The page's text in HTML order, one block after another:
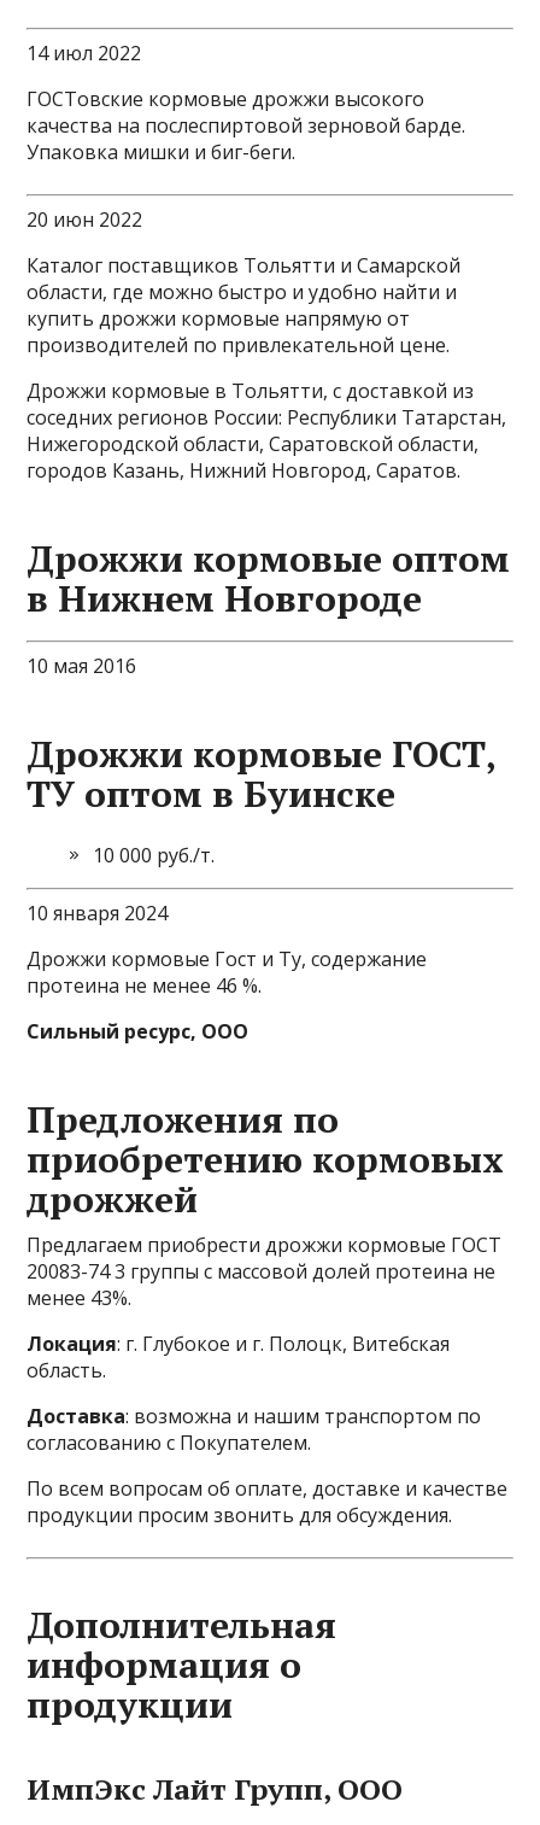
14 июл 2022
ГОСТовские кормовые дрожжи высокого
качества на послеспиртовой зерновой барде.
Упаковка мишки и биг-беги.
20 июн 2022
Каталог поставщиков Тольятти и Самарской
области, где можно быстро и удобно найти и
купить дрожжи кормовые напрямую от
производителей по привлекательной цене.
Дрожжи кормовые в Тольятти, с доставкой из
соседних регионов России: Республики Татарстан,
Нижегородской области, Саратовской области,
городов Казань, Нижний Новгород, Саратов.
Дрожжи кормовые оптом
в Нижнем Новгороде
10 мая 2016
Дрожжи кормовые ГОСТ,
ТУ оптом в Буинске
10 000 руб./т.
10 января 2024
Дрожжи кормовые Гост и Ту, содержание
протеина не менее 46 %.
Сильный ресурс, ООО
Предложения по
приобретению кормовых
дрожжей
Предлагаем приобрести дрожжи кормовые ГОСТ
20083-74 3 группы с массовой долей протеина не
менее 43%.
Локация: г. Глубокое и г. Полоцк, Витебская
область.
Доставка: возможна и нашим транспортом по
согласованию с Покупателем.
По всем вопросам об оплате, доставке и качестве
продукции просим звонить для обсуждения.
Дополнительная
информация о
продукции
ИмпЭкс Лайт Групп, ООО